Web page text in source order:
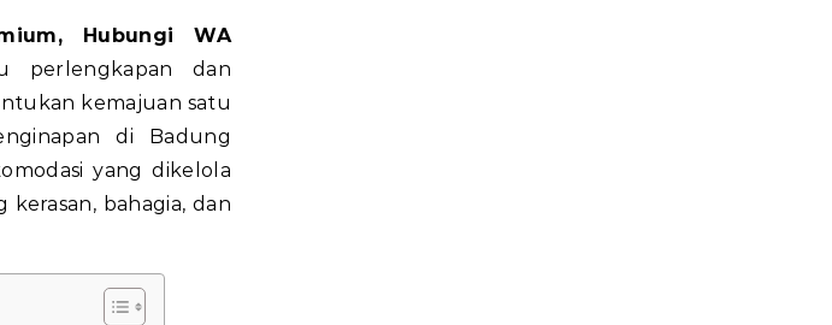
perlengkapan dan
kemajuan satu
di Badung
yang dikelola
bahagia, dan